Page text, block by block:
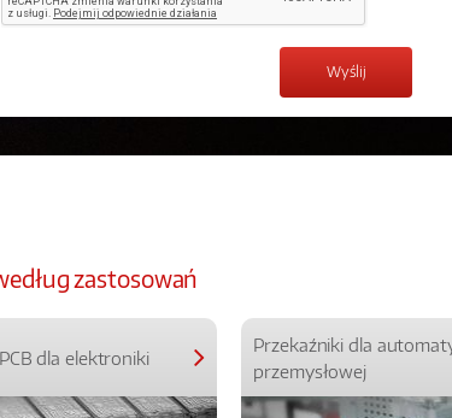
zastosowań
dla elektroniki
Przekaźniki dla
przemysłowej